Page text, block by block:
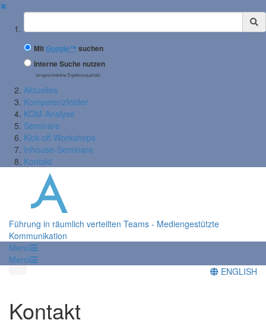
✖
Suchbegriff
MitGoogle™ suchen
Interne Suche nutzen
(eingeschränkte Ergebnisqualität)
Aktuelles
Kompetenzfelder
KOM-Analyse
Seminare
Kick-off-Workshops
Inhouse-Seminare
Kontakt
Führung in räumlich verteilten Teams - Mediengestützte
Kommunikation
Menü
Menü
ENGLISH
Kontakt